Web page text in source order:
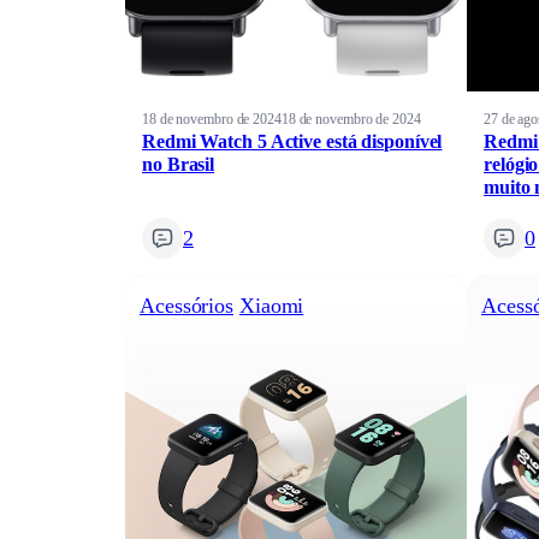
18 de novembro de 202418 de novembro de 2024
Redmi Watch 5 Active está disponível
no Brasil
2
27 de
muito
0
Acessórios Xiaomi